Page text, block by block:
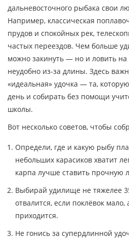
дальневосточного рыбака свои
Например, классическая
прудов и спокойных рек,
частых переездов. Чем больше
можно закинуть — но и ловить на
неудобно из-за длины. Здесь
«идеальная» удочка — та,
день и собирать без помощи
школы.
Вот несколько советов, чтобы
Определи, где и какую рыбу
небольших карасиков хватит
карпа лучше ставить прочную
Выбирай удилище не тяжелее
отвалится, если поклёвок мало,
приходится.
Не гонись за супердлинной